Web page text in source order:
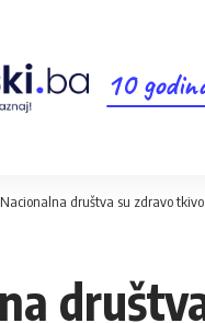
10
Nacionalna društva su zdravo